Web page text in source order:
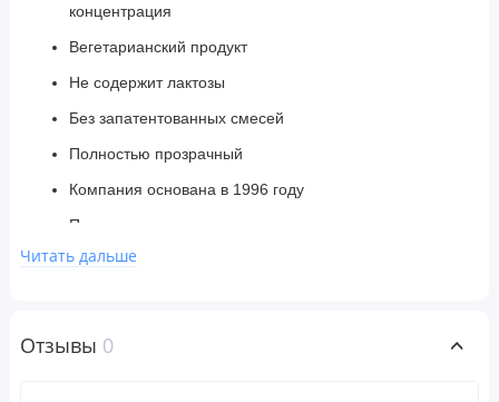
концентрация
Вегетарианский продукт
Не содержит лактозы
Без запатентованных смесей
Полностью прозрачный
Компания основана в 1996 году
Произведено на предприятии, прошедшем проверку
GMP и FDA
Neuro Factor®
Читать дальше
Отзывы 0